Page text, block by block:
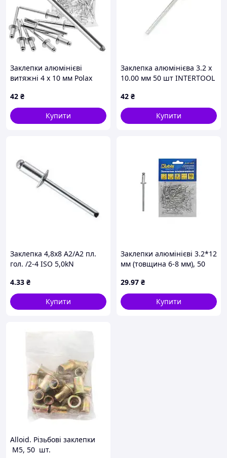
Заклепки алюмінієві
витяжні 4 х 10 мм Polax
42 ₴
Купити
Заклепка алюмінієва 3.2 x
10.00 мм 50 шт INTERTOOL
42 ₴
Купити
Заклепка 4,8х8 А2/А2 пл.
гол. /2-4 ISO 5,0kN
4.33 ₴
Купити
Заклепки алюмінієві 3.2*12
мм (товщина 6-8 мм), 50
29.97 ₴
Купити
Alloid. Pізьбові заклепки
M5, 50 шт.